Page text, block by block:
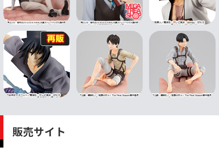
販売サイト